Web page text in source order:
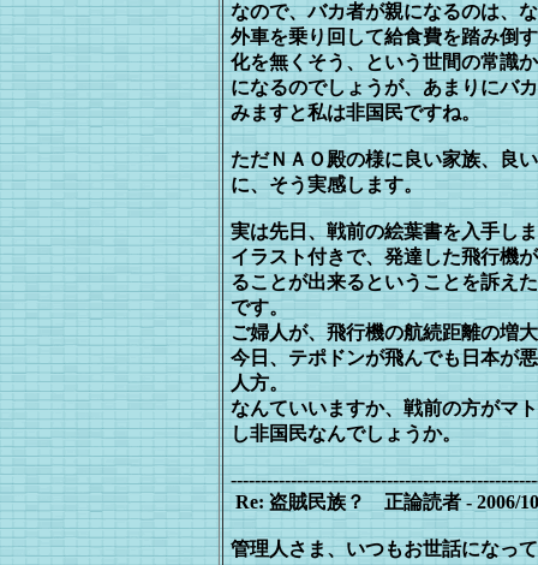
なので、バカ者が親になるのは、
外車を乗り回して給食費を踏み倒
化を無くそう、という世間の常識
になるのでしょうが、あまりにバ
みますと私は非国民ですね。
ただＮＡＯ殿の様に良い家族、良
に、そう実感します。
実は先日、戦前の絵葉書を入手し
イラスト付きで、発達した飛行機
ることが出来るということを訴え
です。
ご婦人が、飛行機の航続距離の増
今日、テポドンが飛んでも日本が
人方。
なんていいますか、戦前の方がマ
し非国民なんでしょうか。
Re: 盗賊民族？ 正論読者 - 2006/
管理人さま、いつもお世話になっ